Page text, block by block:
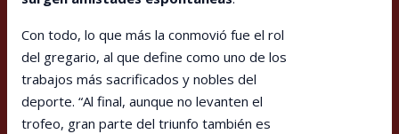
Con todo, lo que más la conmovió fue el rol
del gregario, al que define como uno de los
trabajos más sacrificados y nobles del
deporte. “Al final, aunque no levanten el
trofeo, gran parte del triunfo también es